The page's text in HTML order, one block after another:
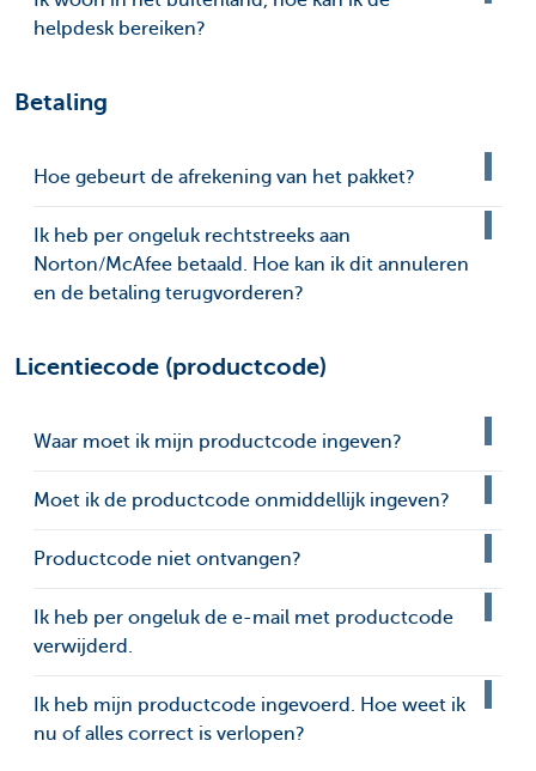
helpdesk bereiken?
Betaling
Hoe gebeurt de afrekening van het pakket?
Ik heb per ongeluk rechtstreeks aan
Norton/McAfee betaald. Hoe kan ik dit annuleren
en de betaling terugvorderen?
Licentiecode (productcode)
Waar moet ik mijn productcode ingeven?
Moet ik de productcode onmiddellijk ingeven?
Productcode niet ontvangen?
Ik heb per ongeluk de e-mail met productcode
verwijderd.
Ik heb mijn productcode ingevoerd. Hoe weet ik
nu of alles correct is verlopen?